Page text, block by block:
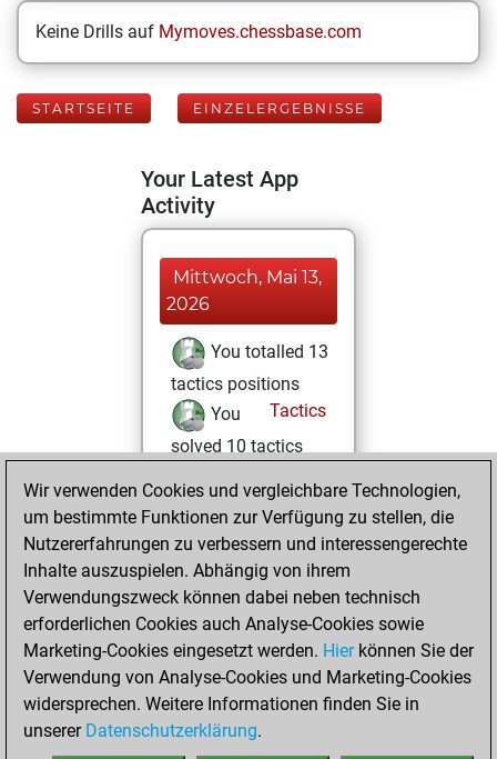
Keine Drills auf Mymoves.chessbase.com
STARTSEITE EINZELERGEBNISSE
Your Latest App
Activity
Mittwoch, Mai 13,
2026
You totalled 13
tactics positions
Tactics
You
solved 10 tactics
You achieved
an Elo of 1698 in
tactics positions
Donnerstag, Mai
7, 2026
You played 1
blitz games
Play
You scored +0
Wir verwenden Cookies und vergleichbare Technologien,
um bestimmte Funktionen zur Verfügung zu stellen, die
Nutzererfahrungen zu verbessern und interessengerechte
Inhalte auszuspielen. Abhängig von ihrem
Verwendungszweck können dabei neben technisch
erforderlichen Cookies auch Analyse-Cookies sowie
Marketing-Cookies eingesetzt werden. Hierkönnen Sie der
Verwendung von Analyse-Cookies und Marketing-Cookies
widersprechen. Weitere Informationen finden Sie in
unserer Datenschutzerklärung.